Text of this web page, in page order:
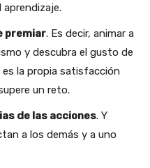
premiar. Es decir, animar a
y descubra el gusto de
es la propia satisfacción
un reto.
de las acciones. Y
a los demás y a uno